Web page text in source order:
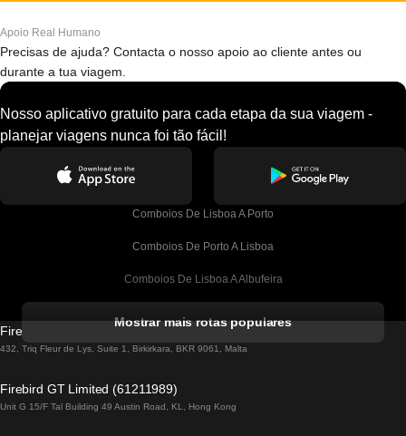
Apoio Real Humano
Precisas de ajuda? Contacta o nosso apoio ao cliente antes ou
durante a tua viagem.
Nosso aplicativo gratuito para cada etapa da sua viagem -
planejar viagens nunca foi tão fácil!
Comboios De Lisboa A Porto
Comboios De Porto A Lisboa
Comboios De Lisboa A Albufeira
Comboios De Lisboa A Lagos
Comboios De Lisboa A Madrid
Mostrar mais rotas populares
Firebird GT Limited (OC 1451)
432, Triq Fleur de Lys, Suite 1, Birkirkara, BKR 9061, Malta
Firebird GT Limited (61211989)
Unit G 15/F Tal Building 49 Austin Road, KL, Hong Kong